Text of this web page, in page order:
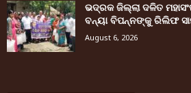
ଭଦ୍ରକ ଜିଲ୍ଲା ଦଳିତ
ବନ୍ୟା ବିପନ୍ନଙ୍କୁ ରିଲିଫ
August 6, 2026